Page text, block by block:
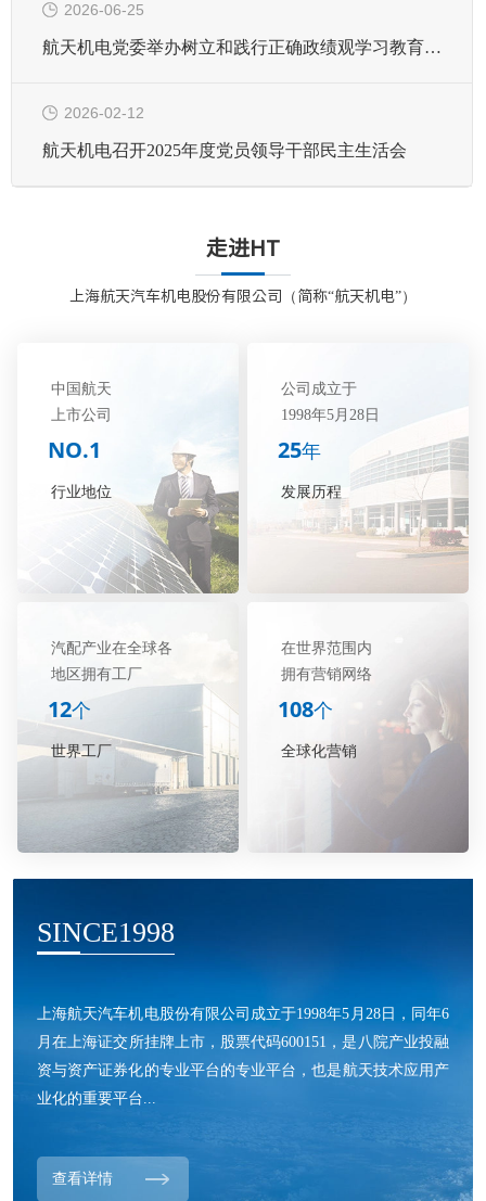
2026-06-25
航天机电党委举办树立和践行正确政绩观学习教育读书班暨党委理论学习中心组学习扩会
2026-02-12
航天机电召开2025年度党员领导干部民主生活会
走进HT
上海航天汽车机电股份有限公司（简称“航天机电”）
中国航天
上市公司
NO.1
行业地位
公司成立于
1998年5月28日
25年
发展历程
汽配产业在全球各
地区拥有工厂
12个
世界工厂
在世界范围内
拥有营销网络
108个
全球化营销
SINCE1998
上海航天汽车机电股份有限公司成立于1998年5月28日，同年6
月在上海证交所挂牌上市，股票代码600151，是八院产业投融
资与资产证券化的专业平台的专业平台，也是航天技术应用产
业化的重要平台...
查看详情